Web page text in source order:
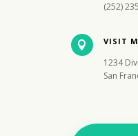
(252)
 VISIT
1234
San